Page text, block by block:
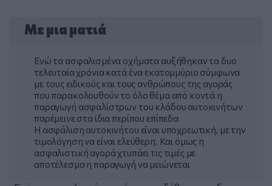
Με μια ματιά
Ενώ τα ασφαλισμένα οχήματα αυξήθηκαν τα δυο
τελευταία χρόνια κατά ένα εκατομμύριο σύμφωνα
με τους ειδικούς και τους ανθρώπους της αγοράς
που παρακολουθούν το όλο θέμα από κοντά η
παραγωγή ασφαλίστρων του κλάδου αυτοκινήτων
παρέμεινε στα ίδια περίπου επίπεδα
Η ασφάλιση αυτοκινήτου είναι υποχρεωτική, με την
τιμολόγηση να είναι ελεύθερη. Και όμως η
ασφαλιστική αγορά χτυπάει τις τιμές με
αποτέλεσμα η παραγωγή να μειώνεται